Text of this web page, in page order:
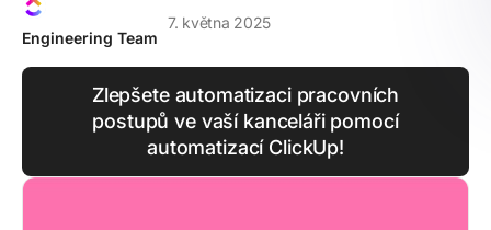
Engineering Team
7. května 2025
Zlepšete automatizaci pracovních
postupů ve vaší kanceláři pomocí
automatizací ClickUp!